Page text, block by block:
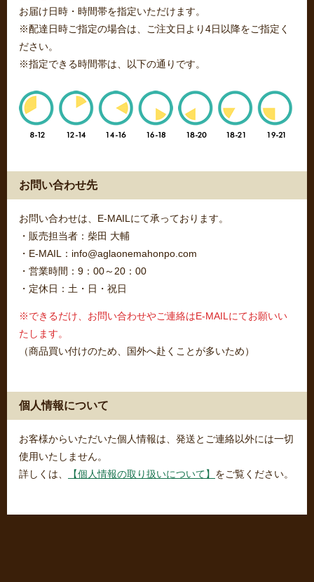
お届け日時・時間帯を指定いただけます。
※配達日時ご指定の場合は、ご注文日より4日以降をご指定く
ださい。
※指定できる時間帯は、以下の通りです。
お問い合わせ先
お問い合わせは、E-MAILにて承っております。
・販売担当者：柴田 大輔
・E-MAIL：info@aglaonemahonpo.com
・営業時間：9：00～20：00
・定休日：土・日・祝日
※できるだけ、お問い合わせやご連絡はE-MAILにてお願いい
たします。
（商品買い付けのため、国外へ赴くことが多いため）
個人情報について
お客様からいただいた個人情報は、発送とご連絡以外には一切
使用いたしません。
詳しくは、
【個人情報の取り扱いについて】 をご覧ください。